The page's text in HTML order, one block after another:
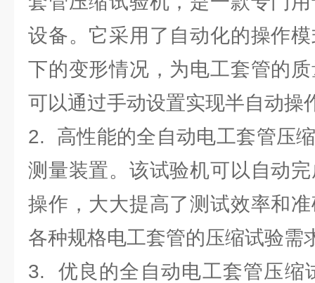
设备。它采用了自动化的操作
下的变形情况，为电工套管的
可以通过手动设置实现半自动操
2. 高性能的全自动电工套管压
测量装置。该试验机可以自动
操作，大大提高了测试效率和
各种规格电工套管的压缩试验需
3. 优良的全自动电工套管压缩